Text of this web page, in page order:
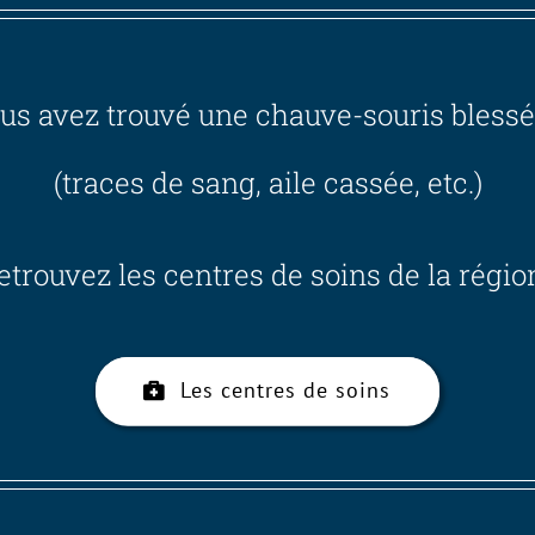
avez trouvé une chauve-souris
(traces de sang, aile cassée, etc.)
les centres de soins de la
Les centres de soins